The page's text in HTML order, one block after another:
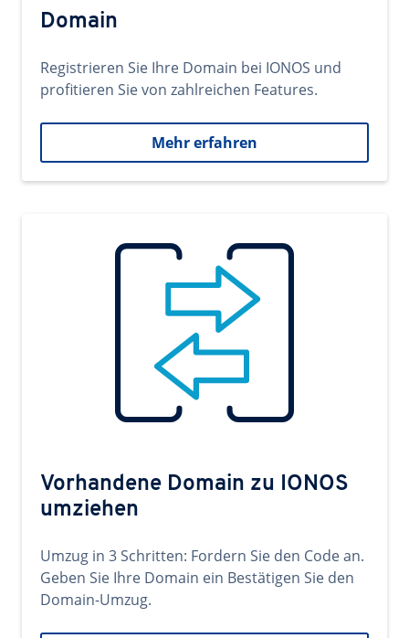
Domain
Registrieren Sie Ihre Domain bei IONOS und
profitieren Sie von zahlreichen Features.
Mehr erfahren
Vorhandene Domain zu IONOS
umziehen
Umzug in 3 Schritten: Fordern Sie den Code an.
Geben Sie Ihre Domain ein Bestätigen Sie den
Domain-Umzug.